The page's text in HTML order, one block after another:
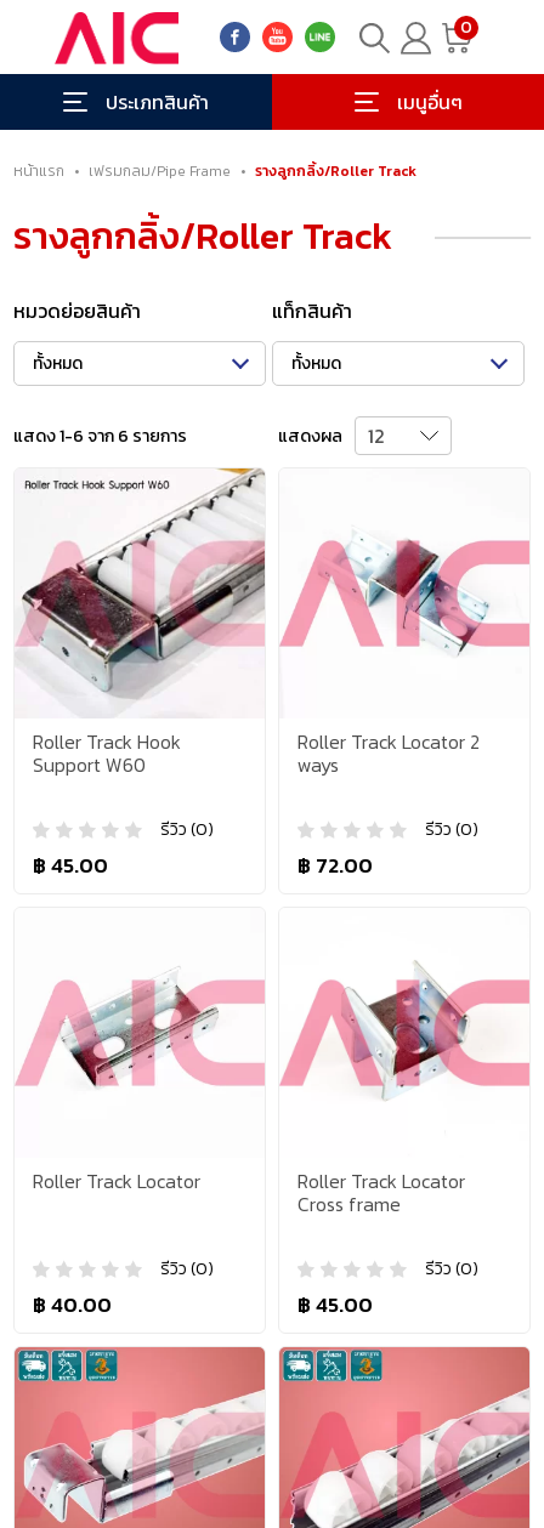
0
ประเภทสินค้า เมนูอื่นๆ
หน้าแรก • เฟรมกลม/Pipe Frame • รางลูกกลิ้ง/Roller Track
รางลูกกลิ้ง/Roller Track
หมวดย่อยสินค้า
ทั้งหมด
แท็กสินค้า
ทั้งหมด
แสดง 1-6 จาก 6 รายการ แสดงผล
Roller Track Hook
Support W60
รีวิว (0)
฿ 45.00
Roller Track Locator 2
ways
รีวิว (0)
฿ 72.00
Roller Track Locator
รีวิว (0)
฿ 40.00
Roller Track Locator
Cross frame
รีวิว (0)
฿ 45.00